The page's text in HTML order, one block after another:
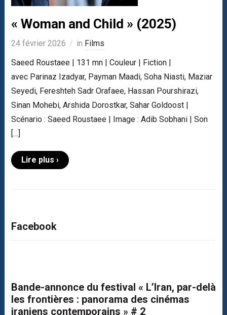
« Woman and Child » (2025)
24 février 2026 in Films
Saeed Roustaee | 131 mn | Couleur | Fiction |
avec Parinaz Izadyar, Payman Maadi, Soha Niasti, Maziar
Seyedi, Fereshteh Sadr Orafaee, Hassan Pourshirazi,
Sinan Mohebi, Arshida Dorostkar, Sahar Goldoost |
Scénario : Saeed Roustaee | Image : Adib Sobhani | Son
[…]
Lire plus ›
Facebook
Bande-annonce du festival « L’Iran, par-delà
les frontières : panorama des cinémas
iraniens contemporains » # 2